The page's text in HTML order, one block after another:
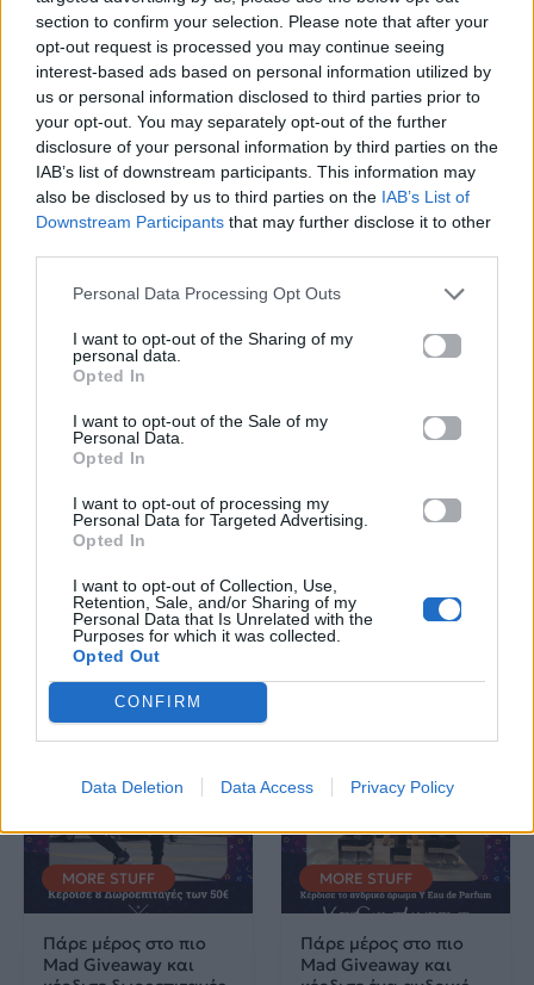
section to confirm your selection. Please note that after your
opt-out request is processed you may continue seeing
interest-based ads based on personal information utilized by
us or personal information disclosed to third parties prior to
your opt-out. You may separately opt-out of the further
disclosure of your personal information by third parties on the
IAB’s list of downstream participants. This information may
also be disclosed by us to third parties on the IAB’s List of
Downstream Participants that may further disclose it to other
Personal Data Processing Opt Outs
I want to opt-out of the Sharing of my
personal data.
Opted In
I want to opt-out of the Sale of my
Personal Data.
Opted In
I want to opt-out of processing my
Personal Data for Targeted Advertising.
Opted In
I want to opt-out of Collection, Use,
Retention, Sale, and/or Sharing of my
Personal Data that Is Unrelated with the
Purposes for which it was collected.
Opted Out
CONFIRM
Data Deletion Data Access Privacy Policy
Ελλήνων
Καλλιτεχνών
με πληροφορίες για
δισκογραφία, πορεία
και σημαντικές στιγμές
τους στην ελληνική
μουσική σκηνή
MORE STUFF
και η σημασία της
μουσικής στα επίγεια
καζίνο
03.04.2023
Μακρυνιώτης μας
ετοιμάζει υγιεινές
τρούφες σοκολάτας!
23.03.2021
MORE STUFF
Πάρε μέρος στο πιο
Mad Giveaway και
MORE STUFF
Πάρε μέρος στο πιο
Mad Giveaway και